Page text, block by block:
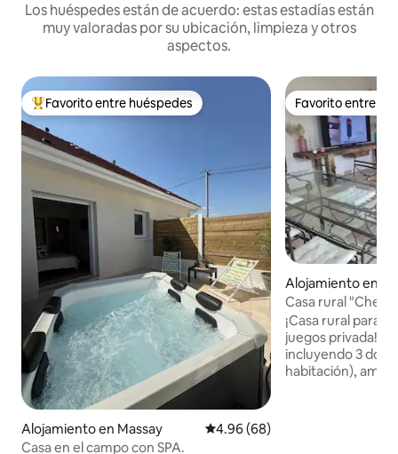
Los huéspedes están de acuerdo: estas estadías están
muy valoradas por su ubicación, limpieza y otros
aspectos.
Favorito entre huéspedes preferido
Favorito entre huéspedes
Alojamiento en Massay Calificación promedio: 4.96 de
4.96 (68)
Casa en el campo con SPA.
Favorito entre
Favorito entre
Alojamiento en
Casa rural "Chez
los viñedos
¡Casa rural para
juegos privada! Todas las comodidades,
incluyendo 3
habitación),